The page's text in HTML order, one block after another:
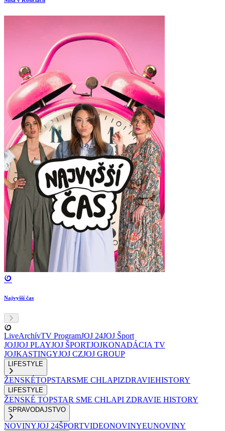
Najvyšší čas
LiveArchívTV ProgramJOJ 24JOJ Šport
JOJJOJ PLAYJOJ ŠPORTJOJKONADÁCIA TV
JOJKASTINGYJOJ CZJOJ GROUP
LIFESTYLE
ŽENSKÉTOPSTARSME CHLAPIZDRAVIEHISTORY
LIFESTYLE
ŽENSKÉ TOPSTAR SME CHLAPI ZDRAVIE HISTORY
SPRAVODAJSTVO
NOVINYJOJ 24ŠPORTVIDEONOVINYEUNOVINY